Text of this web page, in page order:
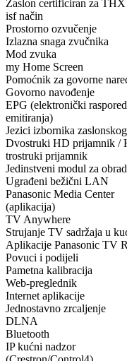
Zaslon certificiran za THX
isf način
Prostorno ozvučenje
Izlazna snaga zvučnika
Mod zvuka
my Home Screen
Pomoćnik za govorne
Govorno navođenje
EPG (elektronički raspored
emitiranja)
Jezici izbornika
Dvostruki HD prijamnik /
trostruki prijamnik
Jedinstveni modul za
Ugrađeni bežični LAN
Panasonic Media Center
(aplikacija)
TV Anywhere
Strujanje TV sadržaja u
Aplikacije Panasonic TV
Povuci i podijeli
Pametna kalibracija
Web-preglednik
Internet aplikacije
Jednostavno zrcaljenje
DLNA
Bluetooth
IP kućni nadzor